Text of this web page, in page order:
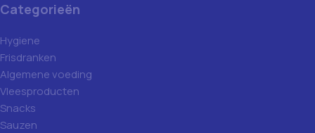
Categorieën
Hygiene
Frisdranken
Algemene voeding
Vleesproducten
Snacks
Sauzen